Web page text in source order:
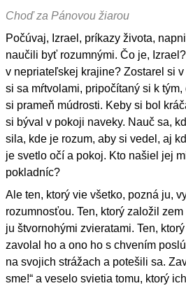
Choď za Pánovou žiarou
Počúvaj, Izrael, príkazy života,
naučili byť rozumnými. Čo je,
v nepriateľskej krajine? Zostarel si
si sa mŕtvolami, pripočítaný si k tým,
si prameň múdrosti. Keby si bol
si býval v pokoji naveky. Nauč sa,
sila, kde je rozum, aby si vedel, aj
je svetlo očí a pokoj. Kto našiel jej
pokladníc?
Ale ten, ktorý vie všetko, pozná ju,
rozumnosťou. Ten, ktorý založil
ju štvornohými zvieratami. Ten,
zavolal ho a ono ho s chvením
na svojich strážach a potešili sa.
sme!“ a veselo svietia tomu, ktorý